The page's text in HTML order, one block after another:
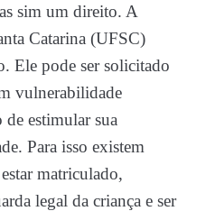
sim um direito. A
Catarina (UFSC)
Ele pode ser solicitado
vulnerabilidade
estimular sua
Para isso existem
matriculado,
legal da criança e ser